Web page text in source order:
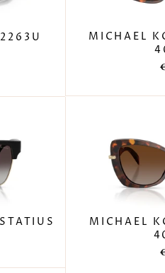
MICHAEL
MICHAEL